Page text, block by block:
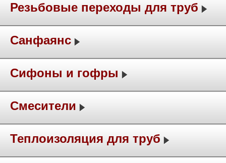
Резьбовые переходы для труб
Санфаянс
Сифоны и гофры
Смесители
Теплоизоляция для труб